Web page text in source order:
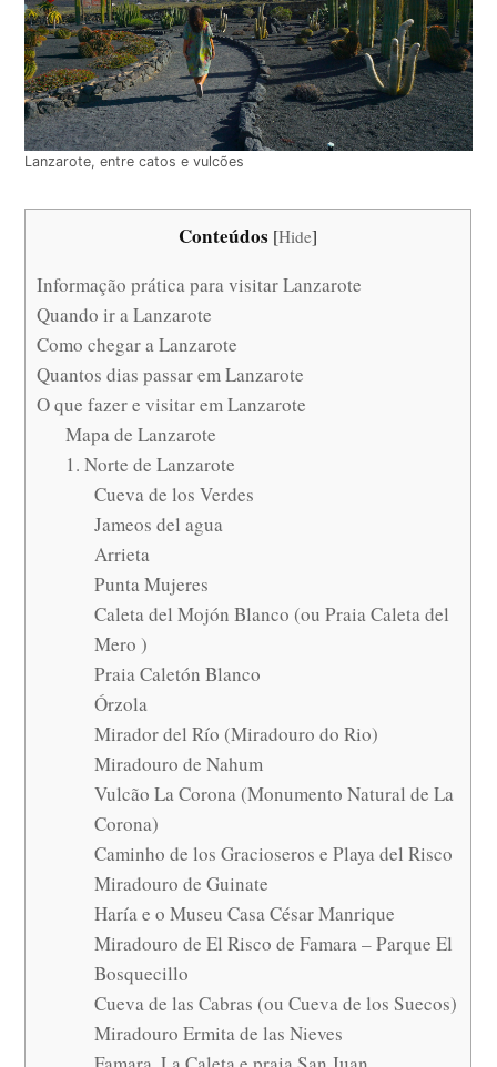
Lanzarote, entre catos e vulcões
Conteúdos [Hide]
Informação prática para visitar Lanzarote
Quando ir a Lanzarote
Como chegar a Lanzarote
Quantos dias passar em Lanzarote
O que fazer e visitar em Lanzarote
Mapa de Lanzarote
1. Norte de Lanzarote
Cueva de los Verdes
Jameos del agua
Arrieta
Punta Mujeres
Caleta del Mojón Blanco (ou Praia Caleta del
Mero )
Praia Caletón Blanco
Órzola
Mirador del Río (Miradouro do Rio)
Miradouro de Nahum
Vulcão La Corona (Monumento Natural de La
Corona)
Caminho de los Gracioseros e Playa del Risco
Miradouro de Guinate
Haría e o Museu Casa César Manrique
Miradouro de El Risco de Famara – Parque El
Bosquecillo
Cueva de las Cabras (ou Cueva de los Suecos)
Miradouro Ermita de las Nieves